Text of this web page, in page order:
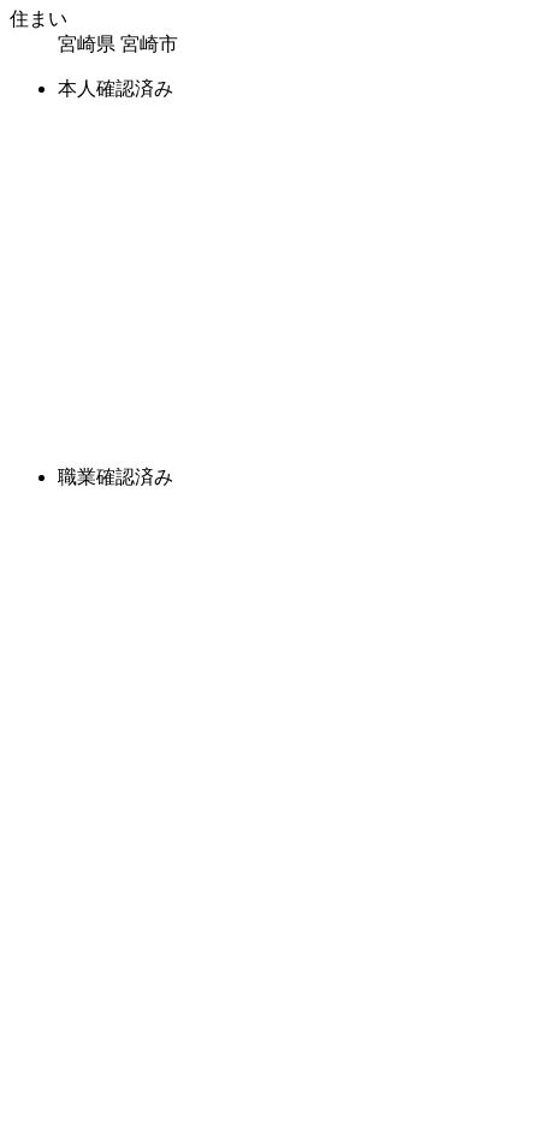
住まい
宮崎県 宮崎市
本人確認済み
職業確認済み